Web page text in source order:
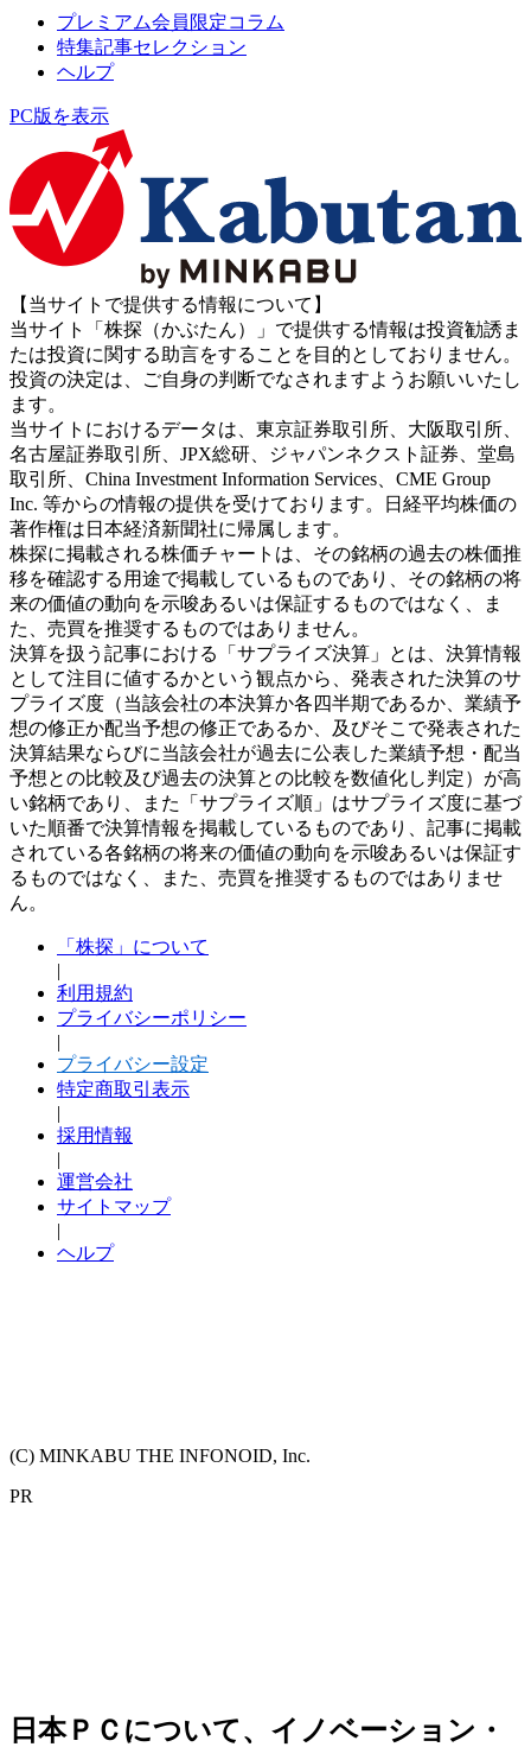
プレミアム会員限定コラム
特集記事セレクション
ヘルプ
PC版を表示
【当サイトで提供する情報について】
当サイト「株探（かぶたん）」で提供する情報は投資勧誘ま
たは投資に関する助言をすることを目的としておりません。
投資の決定は、ご自身の判断でなされますようお願いいたし
ます。
当サイトにおけるデータは、東京証券取引所、大阪取引所、
名古屋証券取引所、JPX総研、ジャパンネクスト証券、堂島
取引所、China Investment Information Services、CME Group
Inc. 等からの情報の提供を受けております。日経平均株価の
著作権は日本経済新聞社に帰属します。
株探に掲載される株価チャートは、その銘柄の過去の株価推
移を確認する用途で掲載しているものであり、その銘柄の将
来の価値の動向を示唆あるいは保証するものではなく、ま
た、売買を推奨するものではありません。
決算を扱う記事における「サプライズ決算」とは、決算情報
として注目に値するかという観点から、発表された決算のサ
プライズ度（当該会社の本決算か各四半期であるか、業績予
想の修正か配当予想の修正であるか、及びそこで発表された
決算結果ならびに当該会社が過去に公表した業績予想・配当
予想との比較及び過去の決算との比較を数値化し判定）が高
い銘柄であり、また「サプライズ順」はサプライズ度に基づ
いた順番で決算情報を掲載しているものであり、記事に掲載
されている各銘柄の将来の価値の動向を示唆あるいは保証す
るものではなく、また、売買を推奨するものではありませ
ん。
「株探」について
|
利用規約
プライバシーポリシー
|
プライバシー設定
特定商取引表示
|
採用情報
|
運営会社
サイトマップ
|
ヘルプ
(C) MINKABU THE INFONOID, Inc.
PR
日本ＰＣについて、イノベーション・